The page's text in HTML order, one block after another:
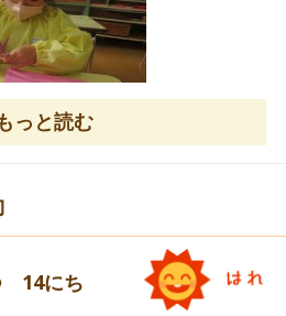
た。
線に挑戦！！
っと読む
14にち